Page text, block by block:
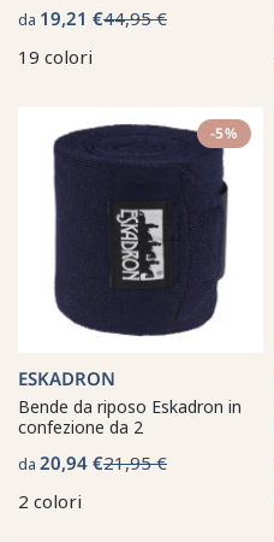
da 19,21 €44,95 €
19 colori
-5%
ESKADRON
Bende da riposo Eskadron in
confezione da 2
da 20,94 €21,95 €
2 colori